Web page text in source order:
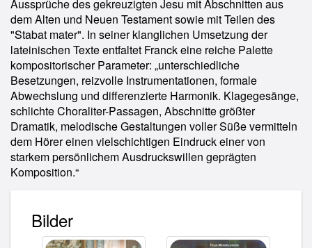
Aussprüche des gekreuzigten Jesu mit Abschnitten aus
dem Alten und Neuen Testament sowie mit Teilen des
"Stabat mater". In seiner klanglichen Umsetzung der
lateinischen Texte entfaltet Franck eine reiche Palette
kompositorischer Parameter: „unterschiedliche
Besetzungen, reizvolle Instrumentationen, formale
Abwechslung und differenzierte Harmonik. Klagegesänge,
schlichte Choraliter-Passagen, Abschnitte größter
Dramatik, melodische Gestaltungen voller Süße vermitteln
dem Hörer einen vielschichtigen Eindruck einer von
starkem persönlichem Ausdruckswillen geprägten
Komposition.“
Bilder